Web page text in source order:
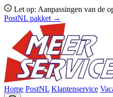
Let op: Aanpassingen van de
PostNL pakket →
Home PostNL Klantenservice